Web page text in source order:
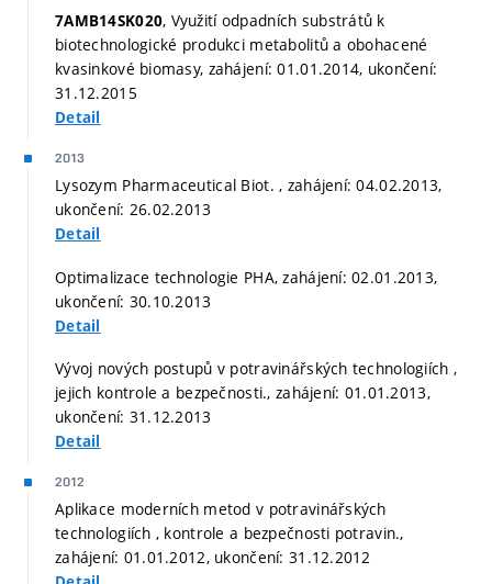
7AMB14SK020, Využití odpadních substrátů k
biotechnologické produkci metabolitů a obohacené
kvasinkové biomasy, zahájení: 01.01.2014, ukončení:
31.12.2015
Detail
2013
Lysozym Pharmaceutical Biot. , zahájení: 04.02.2013,
ukončení: 26.02.2013
Detail
Optimalizace technologie PHA, zahájení: 02.01.2013,
ukončení: 30.10.2013
Detail
Vývoj nových postupů v potravinářských technologiích ,
jejich kontrole a bezpečnosti., zahájení: 01.01.2013,
ukončení: 31.12.2013
Detail
2012
Aplikace moderních metod v potravinářských
technologiích , kontrole a bezpečnosti potravin.,
zahájení: 01.01.2012, ukončení: 31.12.2012